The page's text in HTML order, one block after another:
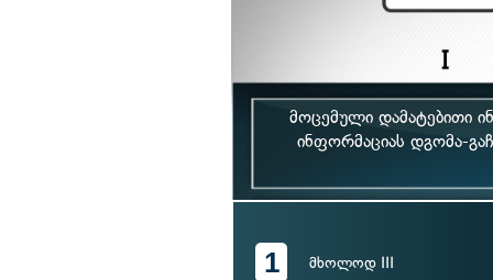
მოცემული დამატებითი
ინფორმაციას დგომა-
1 მხოლოდ III